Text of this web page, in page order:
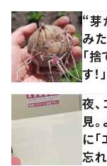
“芽
み
「
す！」
夜
見
に「
忘